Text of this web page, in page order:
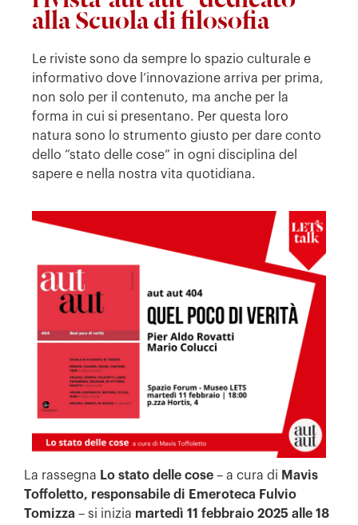
alla Scuola di filosofia
Le riviste sono da sempre lo spazio culturale e
informativo dove l’innovazione arriva per prima,
non solo per il contenuto, ma anche per la
forma in cui si presentano. Per questa loro
natura sono lo strumento giusto per dare conto
dello “stato delle cose” in ogni disciplina del
sapere e nella nostra vita quotidiana.
La rassegna Lo stato delle cose – a cura di Mavis
Toffoletto, responsabile di Emeroteca Fulvio
Tomizza – si inizia martedì 11 febbraio 2025 alle 18